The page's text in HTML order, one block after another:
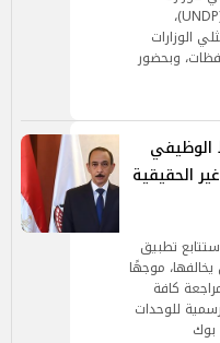
بالتعاون مع برنامج الأمم المتحدة الإنمائي (UNDP)،
الوزارات
وبحضور
الحقيقية
تطبيق
موجهًا
كافة
للوحدات
بوك